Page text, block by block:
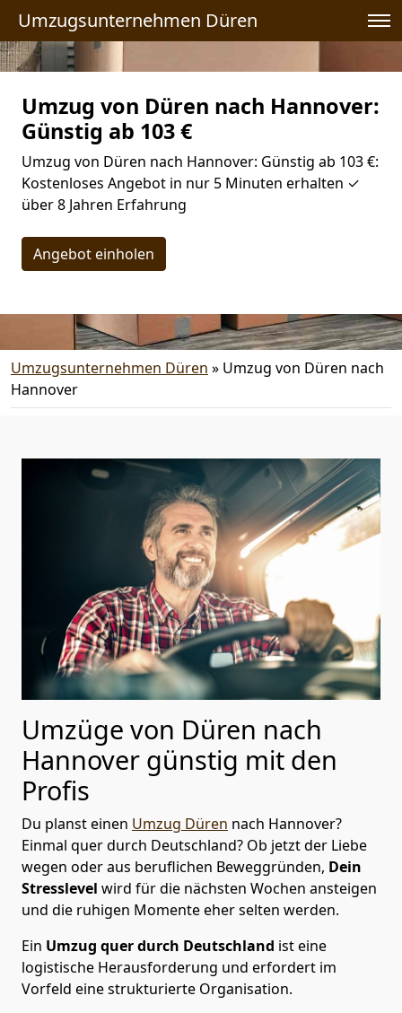
Umzugsunternehmen Düren
Umzug von Düren nach Hannover:
Günstig ab 103 €
Umzug von Düren nach Hannover: Günstig ab 103 €:
Kostenloses Angebot in nur 5 Minuten erhalten ✓
über 8 Jahren Erfahrung
Angebot einholen
Umzugsunternehmen Düren » Umzug von Düren nach
Hannover
Umzüge von Düren nach
Hannover günstig mit den
Profis
Du planst einen Umzug Düren nach Hannover?
Einmal quer durch Deutschland? Ob jetzt der Liebe
wegen oder aus beruflichen Beweggründen, Dein
Stresslevel wird für die nächsten Wochen ansteigen
und die ruhigen Momente eher selten werden.
Ein Umzug quer durch Deutschland ist eine
logistische Herausforderung und erfordert im
Vorfeld eine strukturierte Organisation.